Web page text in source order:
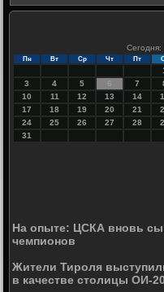
Сегодня:
Пн Вт Ср Чт Пт
3
4 5 6 7
10
11 12 13 14
17
18 19 20 21
24
25 26 27 28
31
На опыте: ЦСКА вновь
чемпионов
Жители Тироля
в качестве столицы ОИ-